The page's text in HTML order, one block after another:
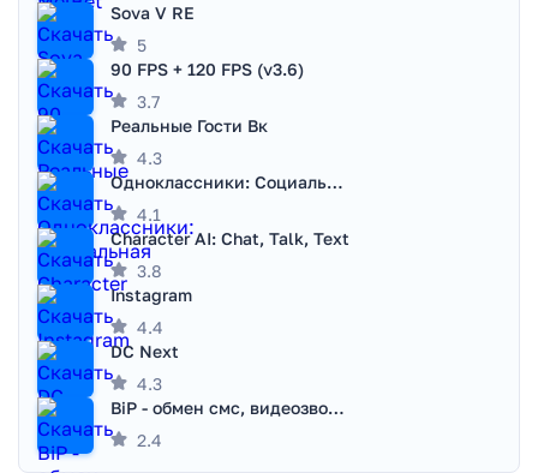
Sova V RE
5
90 FPS + 120 FPS (v3.6)
3.7
Реальные Гости Вк
4.3
Одноклассники: Социальная сеть
4.1
Character AI: Chat, Talk, Text
3.8
Instagram
4.4
DC Next
4.3
BiP - обмен смс, видеозвонками
2.4